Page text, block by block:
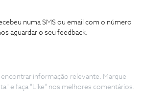
numa SMS ou email com o número
aguardar o seu feedback.
informação relevante. Marque
e faça "Like" nos melhores comentários.